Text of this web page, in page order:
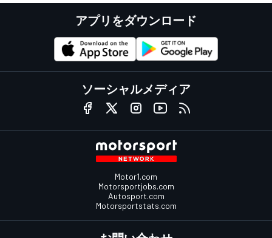
アプリをダウンロード
ソーシャルメディア
Motor1.com
Motorsportjobs.com
Autosport.com
Motorsportstats.com